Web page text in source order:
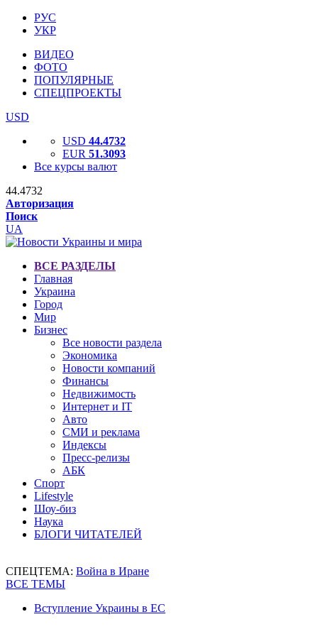
РУС
УКР
ВИДЕО
ФОТО
ПОПУЛЯРНЫЕ
СПЕЦПРОЕКТЫ
USD
USD 44.4732
EUR 51.3093
Все курсы валют
44.4732
Авторизация
Поиск
UA
ВСЕ РАЗДЕЛЫ
Главная
Украина
Город
Мир
Бизнес
Все новости раздела
Экономика
Новости компаний
Финансы
Недвижимость
Интернет и IT
Авто
СМИ и реклама
Индексы
Пресс-релизы
АБК
Спорт
Lifestyle
Шоу-биз
Наука
БЛОГИ ЧИТАТЕЛЕЙ
СПЕЦТЕМА: Война в Иране
ВСЕ ТЕМЫ
Вступление Украины в ЕС